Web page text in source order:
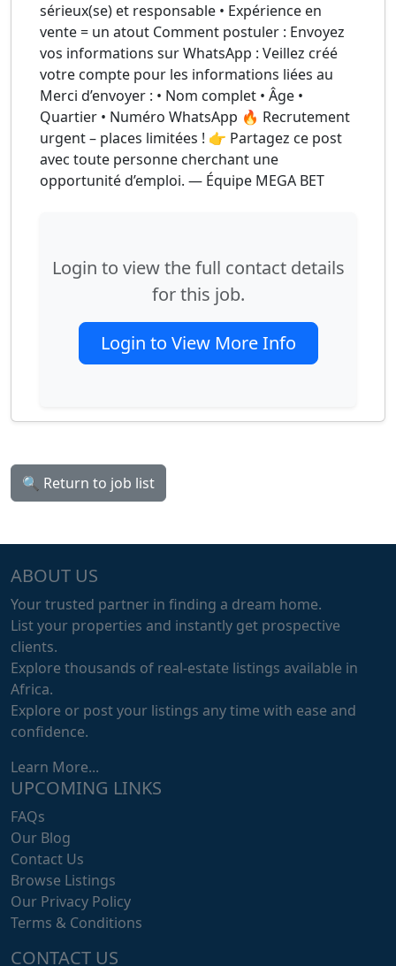
sérieux(se) et responsable • Expérience en
vente = un atout Comment postuler : Envoyez
vos informations sur WhatsApp : Veillez créé
votre compte pour les informations liées au
Merci d’envoyer : • Nom complet • Âge •
Quartier • Numéro WhatsApp 🔥 Recrutement
urgent – places limitées ! 👉 Partagez ce post
avec toute personne cherchant une
opportunité d’emploi. — Équipe MEGA BET
Login to view the full contact details
for this job.
Login to View More Info
🔍 Return to job list
ABOUT US
Your trusted partner in finding a dream home.
List your properties and instantly get prospective
clients.
Explore thousands of real-estate listings available in
Africa.
Explore or post your listings any time with ease and
confidence.
Learn More...
UPCOMING LINKS
FAQs
Our Blog
Contact Us
Browse Listings
Our Privacy Policy
Terms & Conditions
CONTACT US